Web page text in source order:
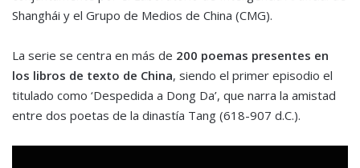
Shanghái y el Grupo de Medios de China (CMG).
La serie se centra en más de 200 poemas presentes en
los libros de texto de China, siendo el primer episodio el
titulado como ‘Despedida a Dong Da’, que narra la amistad
entre dos poetas de la dinastía Tang (618-907 d.C.).